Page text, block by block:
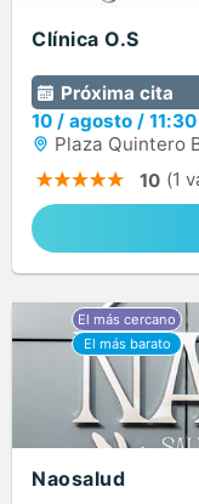
Clínica O.S
Próxima cita
10 / agosto / 11:30
Plaza Quintero
10 (1
Naosalud